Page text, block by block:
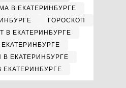
В ЕКАТЕРИНБУРГЕ
ГОРОСКОП
В ЕКАТЕРИНБУРГЕ
ЕКАТЕРИНБУРГЕ
ЕКАТЕРИНБУРГЕ